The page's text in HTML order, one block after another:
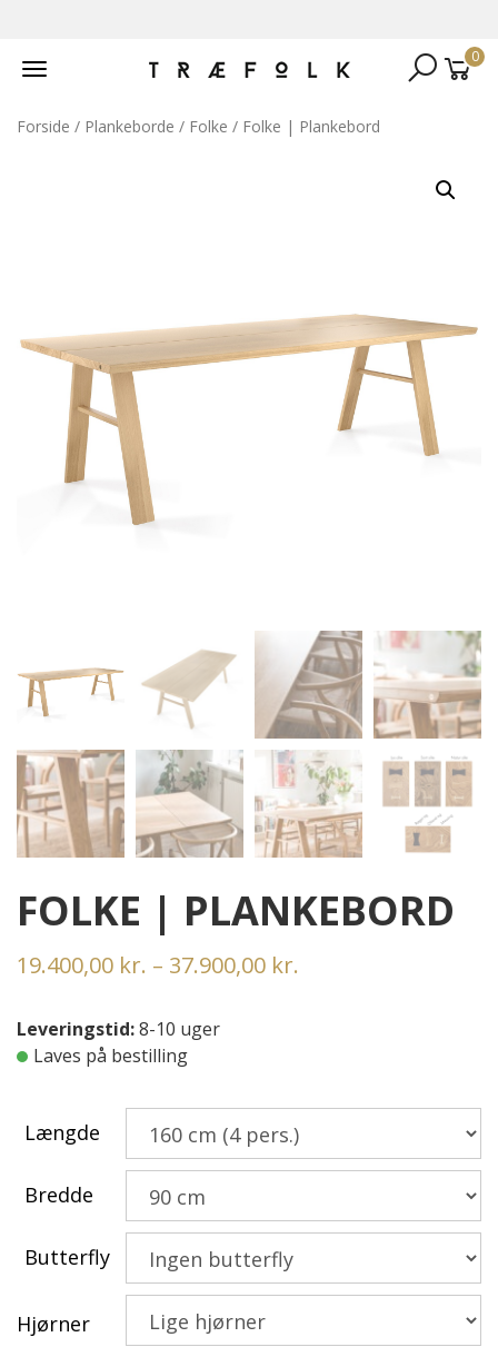
Toggle
0
Forside / Plankeborde / Folke / Folke | Plankebord
FOLKE | PLANKEBORD
19.400,00 kr. – 37.900,00 kr.
Leveringstid:8-10 uger
Laves på bestilling
Længde
Bredde
Butterfly
Hjørner